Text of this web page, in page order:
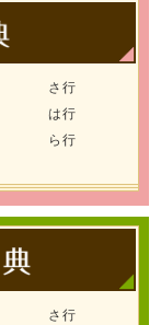
さ行
は行
ら行
さ行